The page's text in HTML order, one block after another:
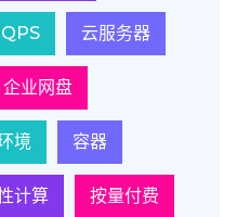
QPS 云服务器
企业网盘
境 容器
计算 按量付费